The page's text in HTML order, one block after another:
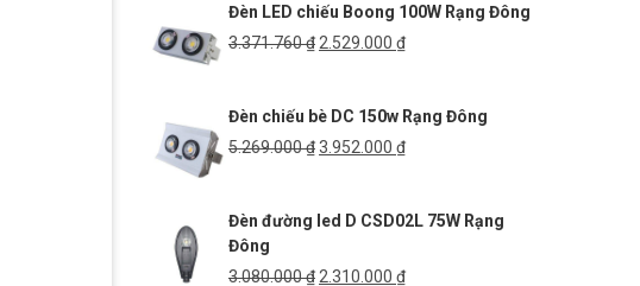
6.000.000 ₫. là:
4.500.000 ₫.
Đèn LED chiếu Boong 100W Rạng Đông
3.371.760₫ Giá
3.371.760 ₫.
2.529.000 ₫Giá
là:
2.529.000 ₫.
Đèn chiếu bè DC 150w Rạng Đông
5.269.000₫Giá
5.269.000 ₫.
3.952.000 ₫Giá
là:
Đèn đường led D CSD02L 75W Rạng
Đông
3.080.000₫ Giá
2.310.000 ₫Giá